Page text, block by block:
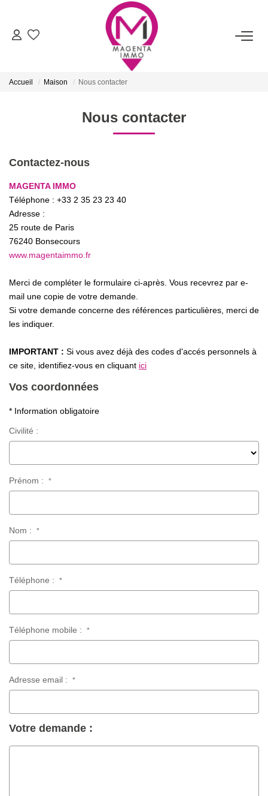
ACHETER
FAIRE ESTIMER/VENDRE
NOTRE AGENCE
Nous Rejoindre
Nos Actualités
CONTACT
Accueil Maison Nous contacter
Nous contacter
Contactez-nous
MAGENTA IMMO
Téléphone : +33 2 35 23 23 40
Adresse :
25 route de Paris
76240 Bonsecours
www.magentaimmo.fr
Merci de compléter le formulaire ci-après. Vous recevrez par e-
mail une copie de votre demande.
Si votre demande concerne des références particulières, merci de
les indiquer.
IMPORTANT : Si vous avez déjà des codes d'accés personnels à
ce site, identifiez-vous en cliquant ici
Vos coordonnées
* Information obligatoire
Civilité :
Prénom : *
Nom : *
Téléphone : *
Téléphone mobile : *
Adresse email : *
Votre demande :